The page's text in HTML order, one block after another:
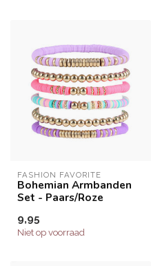
FASHION FAVORITE
Bohemian Armbanden
Set - Paars/Roze
9,95
Niet op voorraad